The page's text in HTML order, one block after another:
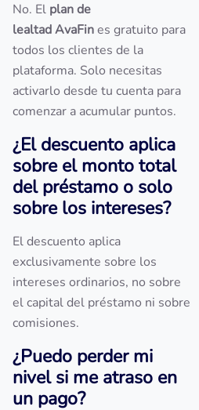
No. El plan de
lealtad AvaFines gratuito para
todos los clientes de la
plataforma. Solo necesitas
activarlo desde tu cuenta para
comenzar a acumular puntos.
¿El descuento aplica
sobre el monto total
del préstamo o solo
sobre los intereses?
El descuento aplica
exclusivamente sobre los
intereses ordinarios, no sobre
el capital del préstamo ni sobre
comisiones.
¿Puedo perder mi
nivel si me atraso en
un pago?